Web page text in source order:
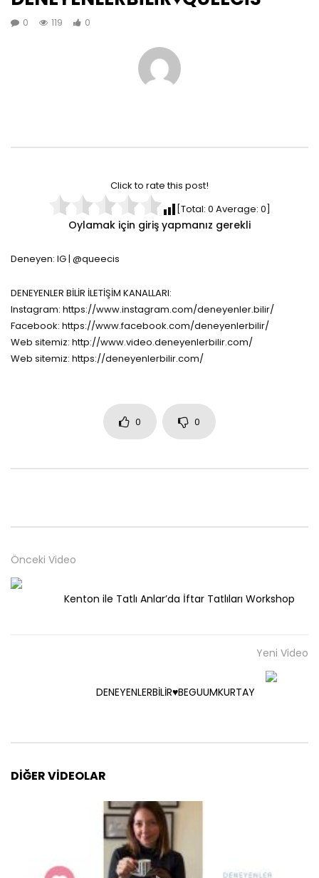
0 119 0
Click to rate this post!
[Total: 0 Average: 0]
Oylamak için giriş yapmanız gerekli
Deneyen: IG | @queecis
DENEYENLER BİLİR İLETİŞİM KANALLARI:
Instagram: https://www.instagram.com/deneyenler.bilir/
Facebook: https://www.facebook.com/deneyenlerbilir/
Web sitemiz: http://www.video.deneyenlerbilir.com/
Web sitemiz: https://deneyenlerbilir.com/
0 0
Önceki Video
Kenton ile Tatlı Anlar’da İftar Tatlıları Workshop
Yeni Video
DENEYENLERBİLİR♥️BEGUUMKURTAY
DIĞER VIDEOLAR